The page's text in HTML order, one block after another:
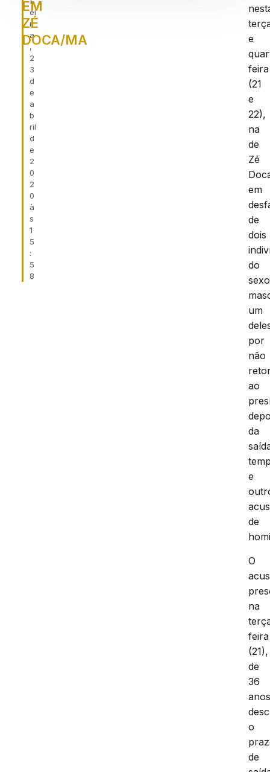
ei
r
a
,
2
3
d
e
a
b
ril
d
e
2
0
2
0
à
s
1
5
:
5
8
EM
ZÉ
DOCA/MA
e
feira
(21
e
22),
na
de
Zé
em
de
dois
do
sexo
um
por
não
ao
da
e
de
O
na
feira
(21),
de
36
o
de